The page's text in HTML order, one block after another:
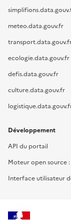
meteo.data.gouv.fr
ecologie.data.gouv.fr
defis.data.gouv.fr
culture.data.gouv.fr
Développement
API du portail
Moteur open source :
Interface utilisateur